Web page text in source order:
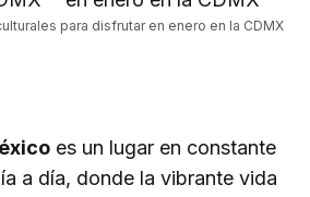
para disfrutar en enero en la CDMX
es un lugar en constante
a día, donde la vibrante vida